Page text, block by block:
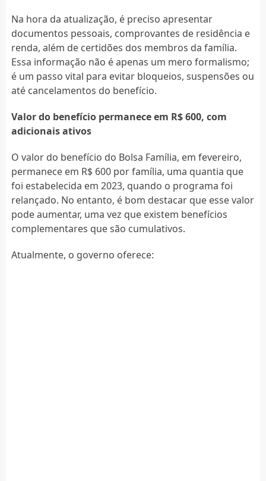
Na hora da atualização, é preciso apresentar
documentos pessoais, comprovantes de residência e
renda, além de certidões dos membros da família.
Essa informação não é apenas um mero formalismo;
é um passo vital para evitar bloqueios, suspensões ou
até cancelamentos do benefício.
Valor do benefício permanece em R$ 600, com
adicionais ativos
O valor do benefício do Bolsa Família, em fevereiro,
permanece em R$ 600 por família, uma quantia que
foi estabelecida em 2023, quando o programa foi
relançado. No entanto, é bom destacar que esse valor
pode aumentar, uma vez que existem benefícios
complementares que são cumulativos.
Atualmente, o governo oferece: